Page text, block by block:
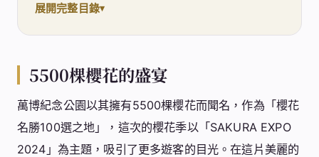
展開完整目錄
5500棵櫻花的盛宴
萬博紀念公園以其擁有5500棵櫻花而聞名，作為「櫻花
名勝100選之地」，這次的櫻花季以「SAKURA EXPO
2024」為主題，吸引了更多遊客的目光。在這片美麗的